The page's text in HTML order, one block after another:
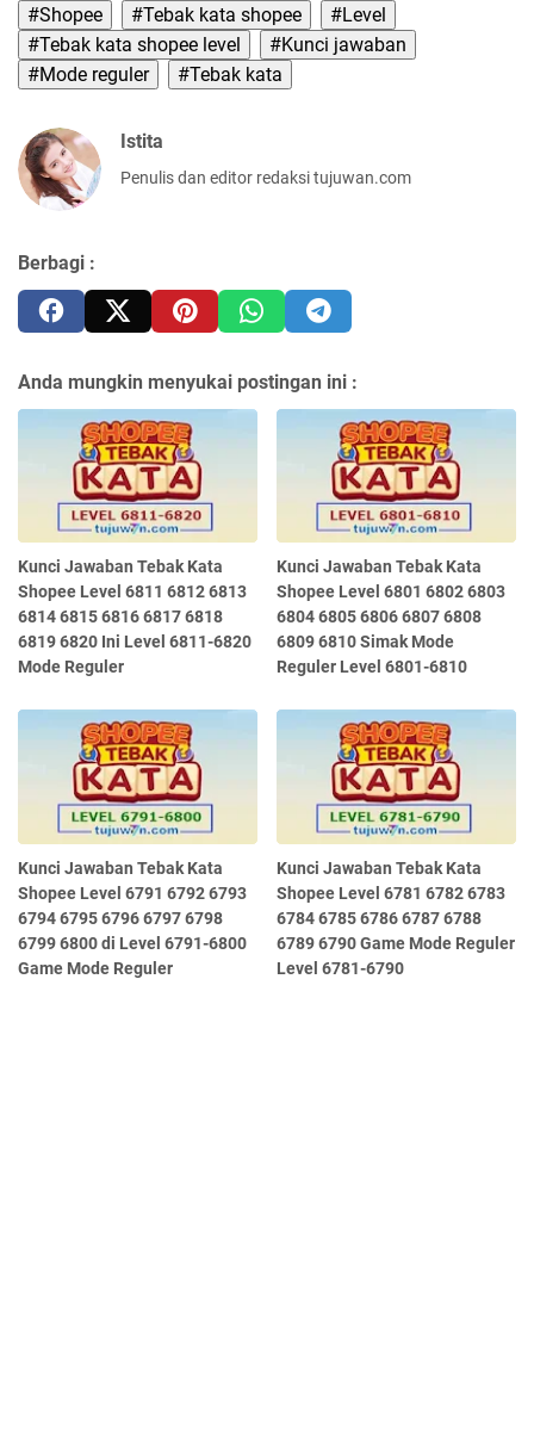
#Shopee #Tebak kata shopee
#Level
#Tebak kata shopee level
#Kunci jawaban
#Mode reguler
#Tebak kata
Istita
Penulis dan editor redaksi tujuwan.com
Berbagi :
Anda mungkin menyukai postingan ini :
Kunci Jawaban Tebak Kata
Shopee Level 6811 6812 6813
6814 6815 6816 6817 6818
6819 6820 Ini Level 6811-6820
Mode Reguler
Kunci Jawaban Tebak Kata
Shopee Level 6801 6802 6803
6804 6805 6806 6807 6808
6809 6810 Simak Mode
Reguler Level 6801-6810
Kunci Jawaban Tebak Kata
Shopee Level 6791 6792 6793
6794 6795 6796 6797 6798
6799 6800 di Level 6791-6800
Game Mode Reguler
Kunci Jawaban Tebak Kata
Shopee Level 6781 6782 6783
6784 6785 6786 6787 6788
6789 6790 Game Mode Reguler
Level 6781-6790